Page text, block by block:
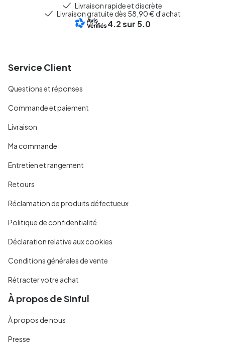
Livraison rapide et discrète
Livraison gratuite dès 58,90 € d'achat
4.2sur 5.0
Service Client
Questions et réponses
Commande et paiement
Livraison
Ma commande
Entretien et rangement
Retours
Réclamation de produits défectueux
Politique de confidentialité
Déclaration relative aux cookies
Conditions générales de vente
Rétracter votre achat
À propos de Sinful
À propos de nous
Presse